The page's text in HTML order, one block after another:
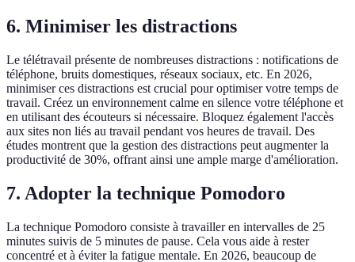
6. Minimiser les distractions
Le télétravail présente de nombreuses distractions : notifications de
téléphone, bruits domestiques, réseaux sociaux, etc. En 2026,
minimiser ces distractions est crucial pour optimiser votre temps de
travail. Créez un environnement calme en silence votre téléphone et
en utilisant des écouteurs si nécessaire. Bloquez également l'accès
aux sites non liés au travail pendant vos heures de travail. Des
études montrent que la gestion des distractions peut augmenter la
productivité de 30%, offrant ainsi une ample marge d'amélioration.
7. Adopter la technique Pomodoro
La technique Pomodoro consiste à travailler en intervalles de 25
minutes suivis de 5 minutes de pause. Cela vous aide à rester
concentré et à éviter la fatigue mentale. En 2026, beaucoup de